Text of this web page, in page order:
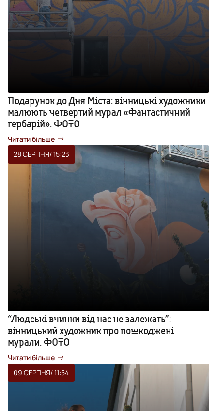
Подарунок до Дня Міста: вінницькі художники
малюють четвертий мурал «Фантастичний
гербарій». ФОТО
Читати більше
28 СЕРПНЯ/ 15:23
“Людські вчинки від нас не залежать”:
вінницький художник про пошкоджені
мурали. ФОТО
Читати більше
09 СЕРПНЯ/ 11:54